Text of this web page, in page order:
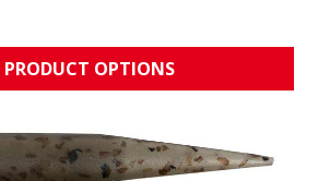
PRODUCT OPTIONS